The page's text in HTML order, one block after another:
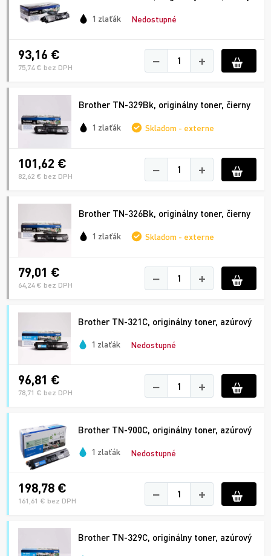
1 zlaťák Nedostupné
93,16 €
75,74 € bez DPH − +
Brother TN-329Bk, originálny toner, čierny
1 zlaťák Skladom - externe
101,62 €
82,62 € bez DPH − +
Brother TN-326Bk, originálny toner, čierny
1 zlaťák Skladom - externe
79,01 €
64,24 € bez DPH − +
Brother TN-321C, originálny toner, azúrový
1 zlaťák Nedostupné
96,81 €
78,71 € bez DPH − +
Brother TN-900C, originálny toner, azúrový
1 zlaťák Nedostupné
198,78 €
161,61 € bez DPH − +
Brother TN-329C, originálny toner, azúrový